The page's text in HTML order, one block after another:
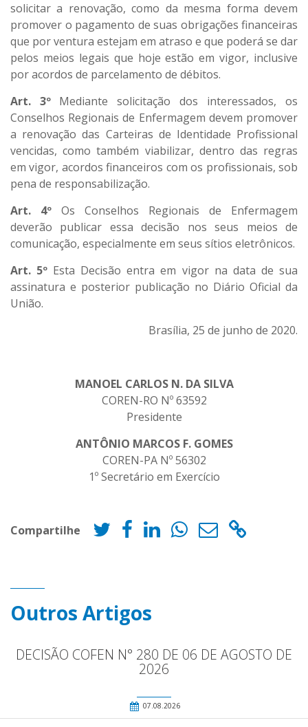
solicitar a renovação, como da mesma forma devem
promover o pagamento de suas obrigações financeiras
que por ventura estejam em atraso e que poderá se dar
pelos meios legais que hoje estão em vigor, inclusive
por acordos de parcelamento de débitos.
Art. 3º Mediante solicitação dos interessados, os
Conselhos Regionais de Enfermagem devem promover
a renovação das Carteiras de Identidade Profissional
vencidas, como também viabilizar, dentro das regras
em vigor, acordos financeiros com os profissionais, sob
pena de responsabilização.
Art. 4º Os Conselhos Regionais de Enfermagem
deverão publicar essa decisão nos seus meios de
comunicação, especialmente em seus sítios eletrônicos.
Art. 5º Esta Decisão entra em vigor na data de sua
assinatura e posterior publicação no Diário Oficial da
União.
Brasília, 25 de junho de 2020.
MANOEL CARLOS N. DA SILVA
COREN-RO Nº 63592
Presidente
ANTÔNIO MARCOS F. GOMES
COREN-PA Nº 56302
1º Secretário em Exercício
Compartilhe
Outros Artigos
DECISÃO COFEN N° 280 DE 06 DE AGOSTO DE
2026
07.08.2026